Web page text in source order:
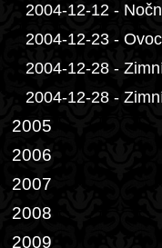
2004-12-12 -
2004-12-23 -
2004-12-28 -
2004-12-28 -
2005
2006
2007
2008
2009